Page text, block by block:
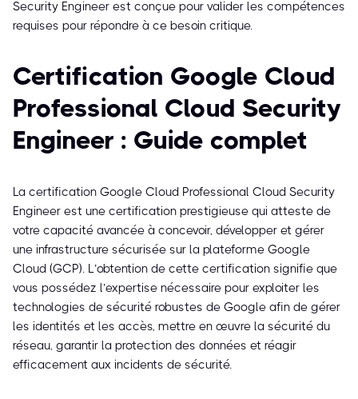
Security Engineer est conçue pour valider les compétences
requises pour répondre à ce besoin critique.
Certification Google Cloud
Professional Cloud Security
Engineer : Guide complet
La certification Google Cloud Professional Cloud Security
Engineer est une certification prestigieuse qui atteste de
votre capacité avancée à concevoir, développer et gérer
une infrastructure sécurisée sur la plateforme Google
Cloud (GCP). L’obtention de cette certification signifie que
vous possédez l’expertise nécessaire pour exploiter les
technologies de sécurité robustes de Google afin de gérer
les identités et les accès, mettre en œuvre la sécurité du
réseau, garantir la protection des données et réagir
efficacement aux incidents de sécurité.